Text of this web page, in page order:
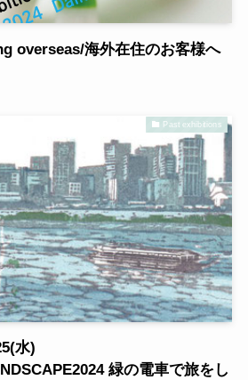
overseas/海外在住のお客様へ
Past exhibitions
水)
緑の電車で旅をし